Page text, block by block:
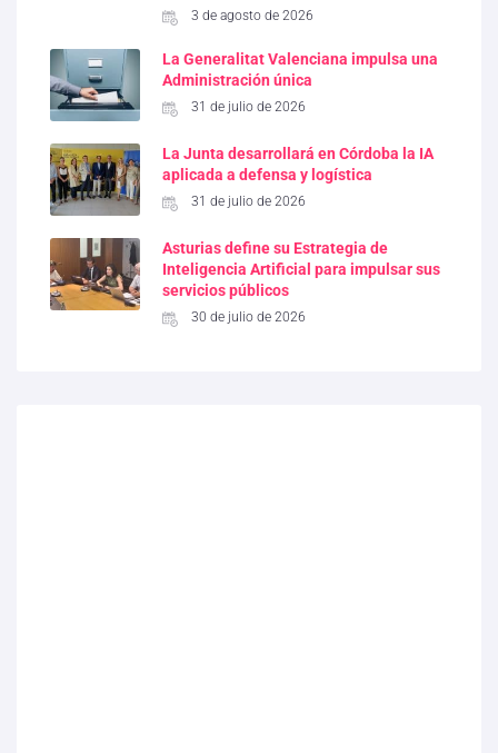
3 de agosto de 2026
La Generalitat Valenciana impulsa una
Administración única
31 de julio de 2026
La Junta desarrollará en Córdoba la IA
aplicada a defensa y logística
31 de julio de 2026
Asturias define su Estrategia de
Inteligencia Artificial para impulsar sus
servicios públicos
30 de julio de 2026